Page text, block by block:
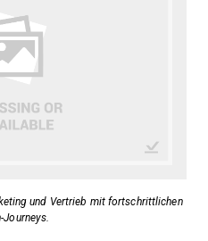
und Vertrieb mit fortschrittlichen
Journeys.